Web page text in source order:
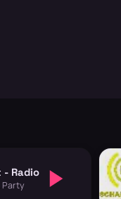
- Radio
Party